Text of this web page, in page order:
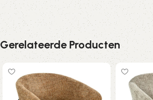
Gerelateerde Producten